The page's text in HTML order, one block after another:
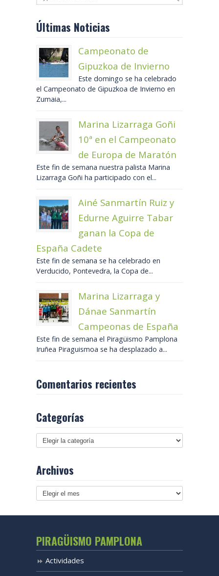
Últimas Noticias
Campeonato de
Gipuzkoa de Invierno
Este domingo se ha celebrado
el Campeonato de Gipuzkoa de Invierno en
Zumaia,...
Marina Lizarraga Goñi
10ª en el Campeonato
de Europa de Maratón
Este fin de semana nuestra palista Marina
Lizarraga Goñi ha participado con el...
Ainé Sanmartín Ruiz y
Edurne Aguirre Tabar
ganan la Copa de
España Cadete
Este fin de semana se ha celebrado en
Verducido, Pontevedra, la Copa de...
Marina Lizarraga y
Dánae Sanmartín
Campeonas de España
Este fin de semana el Piragüismo Pamplona
Iruñea Piraguismoa se ha desplazado a...
Comentarios recientes
Categorías
Archivos
Archivos
PIRAGÜISMO PAMPLONA
Actividades